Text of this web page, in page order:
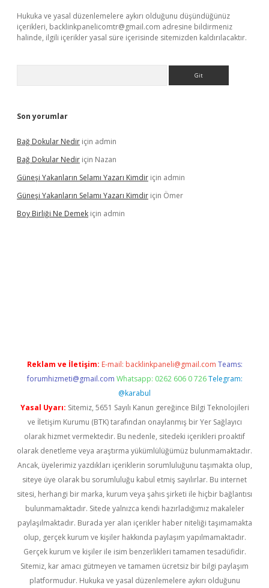
Hukuka ve yasal düzenlemelere aykırı olduğunu düşündüğünüz
içerikleri, backlinkpanelicomtr@gmail.com adresine bildirmeniz
halinde, ilgili içerikler yasal süre içerisinde sitemizden kaldırılacaktır.
Son yorumlar
Bağ Dokular Nedir için admin
Bağ Dokular Nedir için Nazan
Güneşi Yakanların Selamı Yazarı Kimdir için admin
Güneşi Yakanların Selamı Yazarı Kimdir için Ömer
Boy Birliği Ne Demek için admin
Reklam ve İletişim: E-mail: backlinkpaneli@gmail.com Teams:
forumhizmeti@gmail.com Whatsapp: 0262 606 0 726 Telegram:
@karabul
Yasal Uyarı: Sitemiz, 5651 Sayılı Kanun gereğince Bilgi Teknolojileri
ve İletişim Kurumu (BTK) tarafından onaylanmış bir Yer Sağlayıcı
olarak hizmet vermektedir. Bu nedenle, sitedeki içerikleri proaktif
olarak denetleme veya araştırma yükümlülüğümüz bulunmamaktadır.
Ancak, üyelerimiz yazdıkları içeriklerin sorumluluğunu taşımakta olup,
siteye üye olarak bu sorumluluğu kabul etmiş sayılırlar. Bu internet
sitesi, herhangi bir marka, kurum veya şahıs şirketi ile hiçbir bağlantısı
bulunmamaktadır. Sitede yalnızca kendi hazırladığımız makaleler
paylaşılmaktadır. Burada yer alan içerikler haber niteliği taşımamakta
olup, gerçek kurum ve kişiler hakkında paylaşım yapılmamaktadır.
Gerçek kurum ve kişiler ile isim benzerlikleri tamamen tesadüfidir.
Sitemiz, kar amacı gütmeyen ve tamamen ücretsiz bir bilgi paylaşım
platformudur. Hukuka ve yasal düzenlemelere aykırı olduğunu